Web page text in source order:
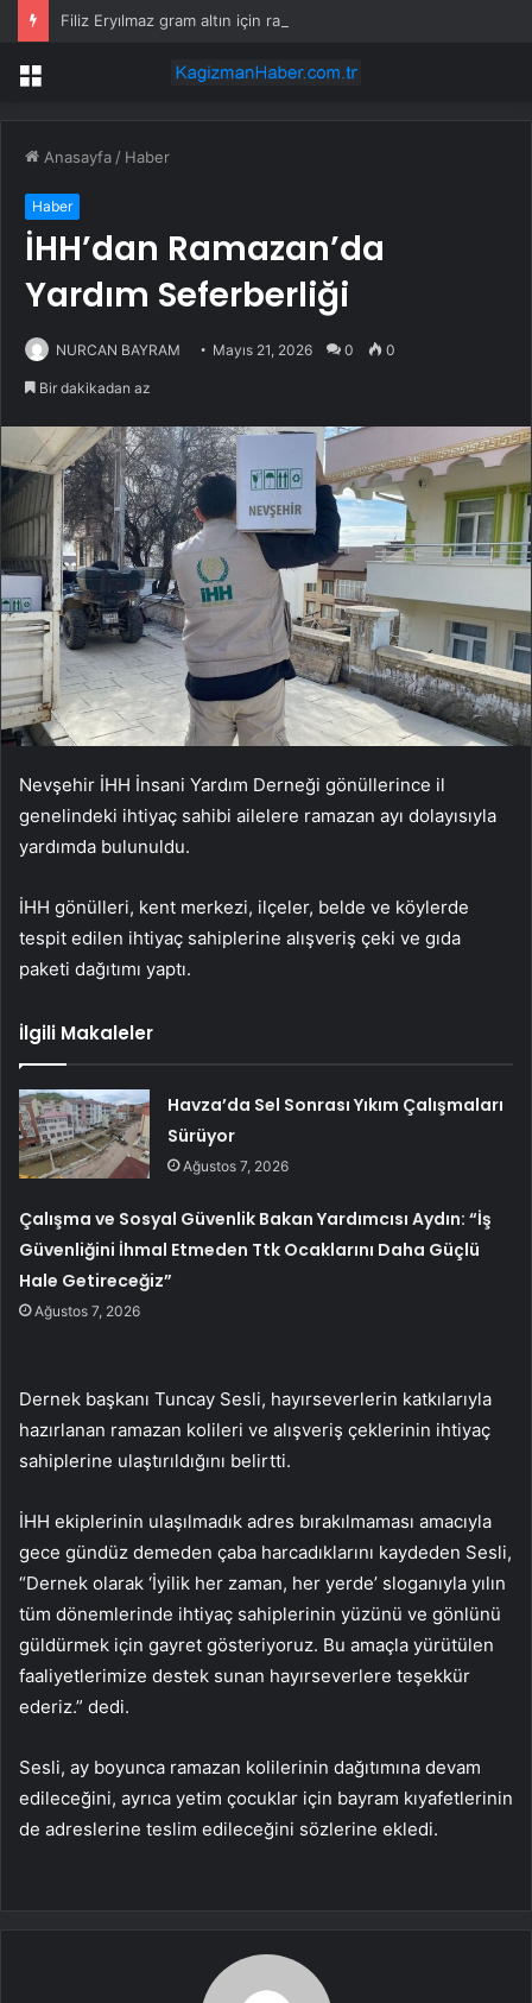
Menü
Anasayfa / Haber
Haber
İHH’dan Ramazan’da
Yardım Seferberliği
NURCAN BAYRAM Mayıs 21, 2026 0 0
Bir dakikadan az
Nevşehir İHH İnsani Yardım Derneği gönüllerince il
genelindeki ihtiyaç sahibi ailelere ramazan ayı dolayısıyla
yardımda bulunuldu.
İHH gönülleri, kent merkezi, ilçeler, belde ve köylerde
tespit edilen ihtiyaç sahiplerine alışveriş çeki ve gıda
paketi dağıtımı yaptı.
İlgili Makaleler
Havza’da Sel Sonrası Yıkım Çalışmaları
Sürüyor
Ağustos 7, 2026
Çalışma ve Sosyal Güvenlik Bakan Yardımcısı Aydın: “İş
Güvenliğini İhmal Etmeden Ttk Ocaklarını Daha Güçlü
Hale Getireceğiz”
Ağustos 7, 2026
Dernek başkanı Tuncay Sesli, hayırseverlerin katkılarıyla
hazırlanan ramazan kolileri ve alışveriş çeklerinin ihtiyaç
sahiplerine ulaştırıldığını belirtti.
İHH ekiplerinin ulaşılmadık adres bırakılmaması amacıyla
gece gündüz demeden çaba harcadıklarını kaydeden Sesli,
“Dernek olarak ‘İyilik her zaman, her yerde’ sloganıyla yılın
tüm dönemlerinde ihtiyaç sahiplerinin yüzünü ve gönlünü
güldürmek için gayret gösteriyoruz. Bu amaçla yürütülen
faaliyetlerimize destek sunan hayırseverlere teşekkür
ederiz.” dedi.
Sesli, ay boyunca ramazan kolilerinin dağıtımına devam
edileceğini, ayrıca yetim çocuklar için bayram kıyafetlerinin
de adreslerine teslim edileceğini sözlerine ekledi.